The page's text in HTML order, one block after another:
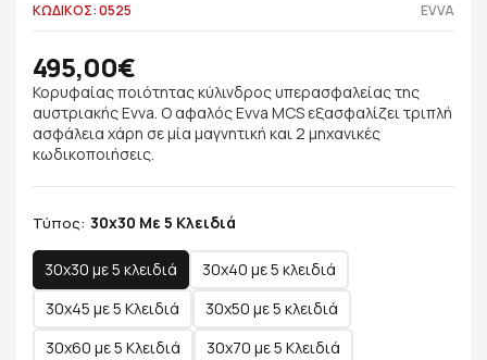
ΚΩΔΙΚΟΣ: 0525 EVVA
495,00€
Κορυφαίας ποιότητας κύλινδρος υπερασφαλείας της
αυστριακής Evva. Ο αφαλός Evva MCS εξασφαλίζει τριπλή
ασφάλεια χάρη σε μία μαγνητική και 2 μηχανικές
κωδικοποιήσεις.
Τύπος: 30x30 Με 5 Κλειδιά
30x30 με 5 κλειδιά
30x40 με 5 κλειδιά
30x45 με 5 Κλειδιά
30x50 με 5 κλειδιά
30x60 με 5 Κλειδιά
30x70 με 5 Κλειδιά